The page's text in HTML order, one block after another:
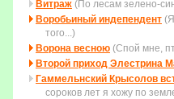
Витраж (По лесам зелено-
Воробьиный индепендент
того...)
Ворона весною (Спой мне,
Второй приход Элестрина
Гаммельнский Крысолов
сороков лет я хожу по